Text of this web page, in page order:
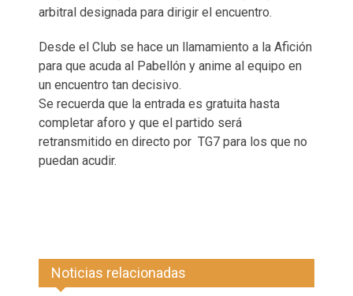
arbitral designada para dirigir el encuentro.
Desde el Club se hace un llamamiento a la Afición
para que acuda al Pabellón y anime al equipo en
un encuentro tan decisivo.
Se recuerda que la entrada es gratuita hasta
completar aforo y que el partido será
retransmitido en directo por TG7 para los que no
puedan acudir.
Noticias relacionadas